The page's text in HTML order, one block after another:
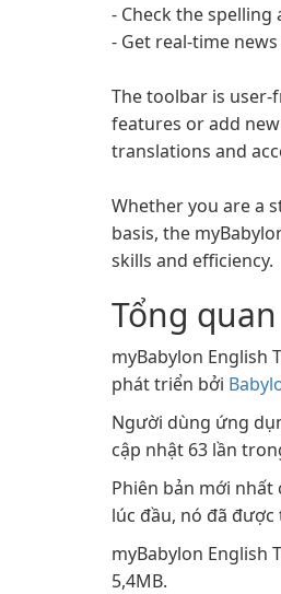
- Check the
- Get real-time
The toolbar is
features or add
translations and
Whether you are a
basis, the
skills and efficiency.
Tổng quan
myBabylon English
phát triển bởi
Người dùng ứng
cập nhật 63 lần
Phiên bản mới nhất
lúc đầu, nó đã
myBabylon English
5,4MB.